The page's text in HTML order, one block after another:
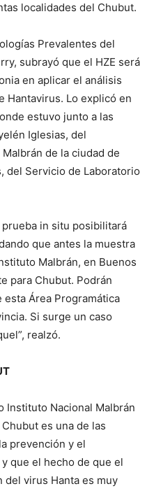
localidades del Chubut.
Prevalentes del
subrayó que el HZE será
en aplicar el análisis
Hantavirus. Lo explicó en
estuvo junto a las
Iglesias, del
de la ciudad de
del Servicio de Laboratorio
in situ posibilitará
que antes la muestra
Malbrán, en Buenos
para Chubut. Podrán
Área Programática
Si surge un caso
realzó.
Instituto Nacional Malbrán
es una de las
prevención y el
que el hecho de que el
del virus Hanta es muy